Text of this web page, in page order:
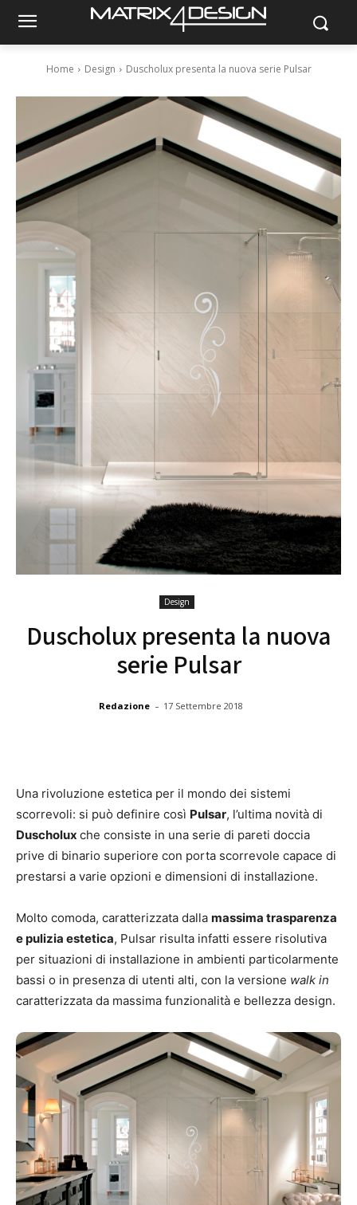
Home Design Duscholux presenta la nuova serie Pulsar
Design
Duscholux presenta la nuova
serie Pulsar
Redazione - 17 Settembre 2018
Una rivoluzione estetica per il mondo dei sistemi
scorrevoli: si può definire così Pulsar, l’ultima novità di
Duscholux che consiste in una serie di pareti doccia
prive di binario superiore con porta scorrevole capace di
prestarsi a varie opzioni e dimensioni di installazione.
Molto comoda, caratterizzata dalla massima trasparenza
e pulizia estetica, Pulsar risulta infatti essere risolutiva
per situazioni di installazione in ambienti particolarmente
bassi o in presenza di utenti alti, con la versione walk in
caratterizzata da massima funzionalità e bellezza design.